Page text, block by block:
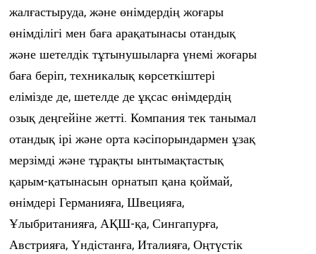
жалғастыруда, және өнімдердің жоғары
өнімділігі мен баға арақатынасы отандық
және шетелдік тұтынушыларға үнемі жоғары
баға беріп, техникалық көрсеткіштері
елімізде де, шетелде де ұқсас өнімдердің
озық деңгейіне жетті. Компания тек танымал
отандық ірі және орта кәсіпорындармен ұзақ
мерзімді және тұрақты ынтымақтастық
қарым-қатынасын орнатып қана қоймай,
өнімдері Германияға, Швецияға,
Ұлыбританияға, АҚШ-қа, Сингапурға,
Австрияға, Үндістанға, Италияға, Оңтүстік